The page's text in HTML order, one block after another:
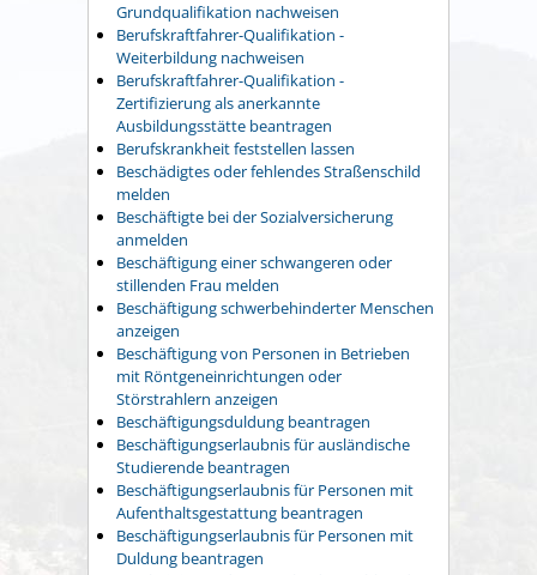
Grundqualifikation nachweisen
Berufskraftfahrer-Qualifikation -
Weiterbildung nachweisen
Berufskraftfahrer-Qualifikation -
Zertifizierung als anerkannte
Ausbildungsstätte beantragen
Berufskrankheit feststellen lassen
Beschädigtes oder fehlendes Straßenschild
melden
Beschäftigte bei der Sozialversicherung
anmelden
Beschäftigung einer schwangeren oder
stillenden Frau melden
Beschäftigung schwerbehinderter Menschen
anzeigen
Beschäftigung von Personen in Betrieben
mit Röntgeneinrichtungen oder
Störstrahlern anzeigen
Beschäftigungsduldung beantragen
Beschäftigungserlaubnis für ausländische
Studierende beantragen
Beschäftigungserlaubnis für Personen mit
Aufenthaltsgestattung beantragen
Beschäftigungserlaubnis für Personen mit
Duldung beantragen